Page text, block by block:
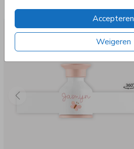
Accepteren
Weigeren
Nog meer in deze stijl